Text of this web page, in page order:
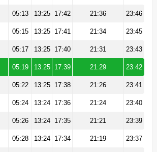
05:13 13:25 17:42 21:36 23:46
05:15 13:25 17:41 21:34 23:45
05:17 13:25 17:40 21:31 23:43
05:19 13:25 17:39 21:29 23:42
05:22 13:25 17:38 21:26 23:41
05:24 13:24 17:36 21:24 23:40
05:26 13:24 17:35 21:21 23:39
05:28 13:24 17:34 21:19 23:37